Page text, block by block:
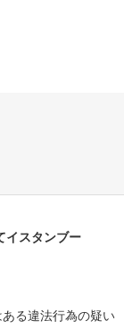
イスタンブー
る違法行為の疑い